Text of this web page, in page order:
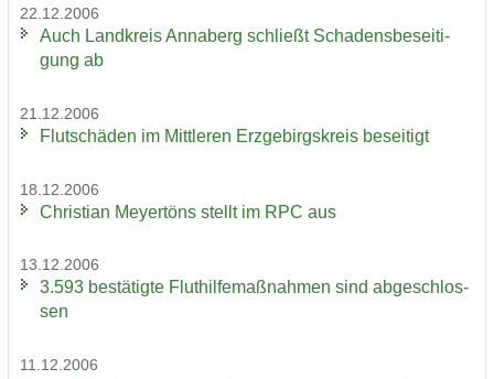
22.12.2006
Auch Land­kreis An­na­berg schließt Scha­dens­be­sei­ti­
gung ab
21.12.2006
Flut­schä­den im Mitt­le­ren Erz­ge­birgs­kreis be­sei­tigt
18.12.2006
Chris­ti­an Mey­er­töns stellt im RPC aus
13.12.2006
3.593 be­stä­tig­te Flut­hil­fe­maß­nah­men sind ab­ge­schlos­
sen
11.12.2006